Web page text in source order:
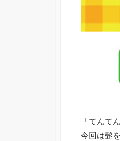
「てんて
今回は髭